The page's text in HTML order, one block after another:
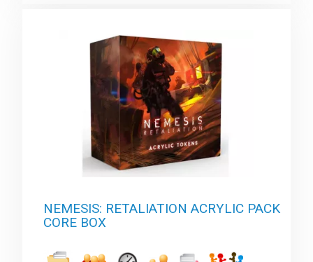
NEMESIS: RETALIATION ACRYLIC PACK
CORE BOX